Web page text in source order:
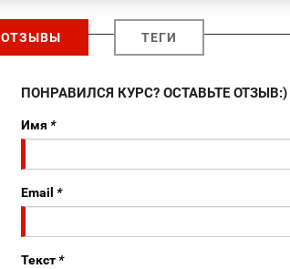
ОТЗЫВЫ ТЕГИ
ПОНРАВИЛСЯ КУРС? ОСТАВЬТЕ ОТЗЫВ:)
Имя *
Email *
Текст*